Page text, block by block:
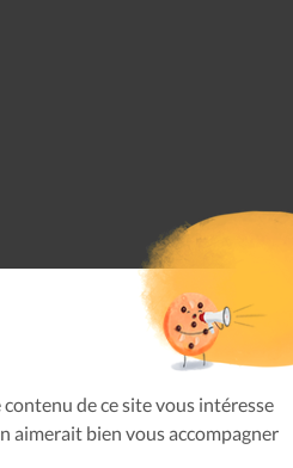
de ce site vous intéresse
aimerait bien vous accompagner